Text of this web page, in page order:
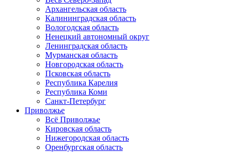
Архангельская область
Калининградская область
Вологодская область
Ненецкий автономный округ
Ленинградская область
Мурманская область
Новгородская область
Псковская область
Республика Карелия
Республика Коми
Санкт-Петербург
Приволжье
Всё Приволжье
Кировская область
Нижегородская область
Оренбургская область